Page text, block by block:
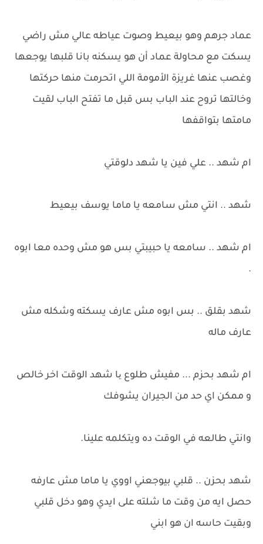
عماد جرهم وهو بيعيط وصوت عياطه عالي مش راضي
يسكت مع محاولة عماد أن هو يسكنه بانا قلبها يوجعها
وغصب عنها غريزة الأمومة اللي اتحرمت منها حركتها
وخالتها تروح عند الباب بس قبل ما تفتح الباب لقيت
مامتها بتواقفها
ام شهد .. علي فين يا شهد دلوقتي
شهد .. انتي مش سامعه يا ماما يوسف بيعيط
ام شهد .. سامعه يا حبيبتي بس هو مش وحده معا ابوه
.
شهد بقلق .. بس ابوه مش عارف يسكته وشكله مش
عارف ماله
ام شهد بحزم ... مفيش طلوع یا شهد الوقت اخر خالص
و ممكن اي حد من الجيران يشوفك
وانتي طالعه في الوقت ده ويتكلمه علينا.
شهد بحزن .. قلبي بيوجعني اووي يا ماما مش عارفه
حصل ايه من وقت ما شلته على ايدي وهو دخل قلبي
وبقيت حاسه ان هو ابني